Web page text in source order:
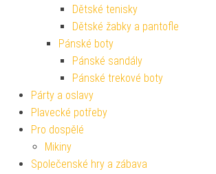
Dětské tenisky
Dětské žabky a pantofle
Pánské boty
Pánské sandály
Pánské trekové boty
Párty a oslavy
Plavecké potřeby
Pro dospělé
Mikiny
Společenské hry a zábava